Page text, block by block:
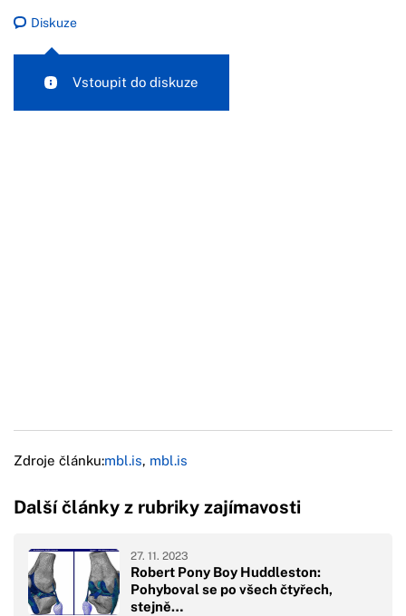
Diskuze
Vstoupit do diskuze
Zdroje článku:mbl.is, mbl.is
Další články z rubriky zajímavosti
Robert Pony Boy Huddleston:
Pohyboval se po všech čtyřech,
stejně…
27. 11. 2023